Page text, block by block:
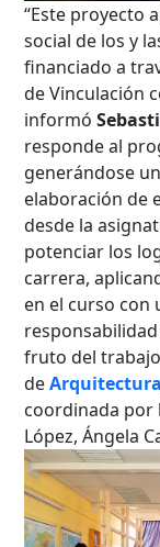
“Este proyecto
social de los y
financiado a
de Vinculación
informó
responde al
generándose
elaboración de
desde la
potenciar los
carrera,
en el curso con
fruto del
deArquitectura
coordinada por
López, Ángela